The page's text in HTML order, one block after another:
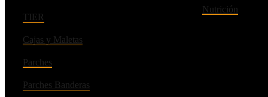
TIER
Cajas y Maletas
Parches
Parches Banderas
Nutrición